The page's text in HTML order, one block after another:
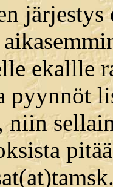
järjestys
ekallle
pyynnöt
niin